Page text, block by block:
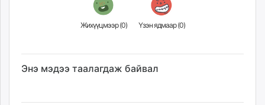
Жихүүцмээр (0) Үзэн ядмаар (0)
Энэ мэдээ таалагдаж байвал